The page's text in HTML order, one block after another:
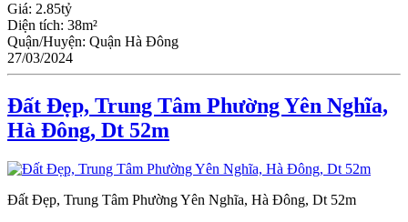
Giá: 2.85tỷ
Diện tích: 38m²
Quận/Huyện: Quận Hà Đông
27/03/2024
Đất Đẹp, Trung Tâm Phường Yên Nghĩa,
Hà Đông, Dt 52m
Đất Đẹp, Trung Tâm Phường Yên Nghĩa, Hà Đông, Dt 52m